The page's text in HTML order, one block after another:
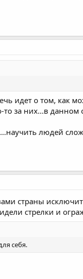
идет о том, как
за них...в
людей
страны
стрелки и
себя.